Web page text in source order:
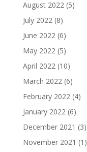
August 2022(5)
July 2022(8)
June 2022(6)
May 2022(5)
April 2022(10)
March 2022(6)
February 2022(4)
January 2022(6)
December 2021 (3)
November 2021 (1)